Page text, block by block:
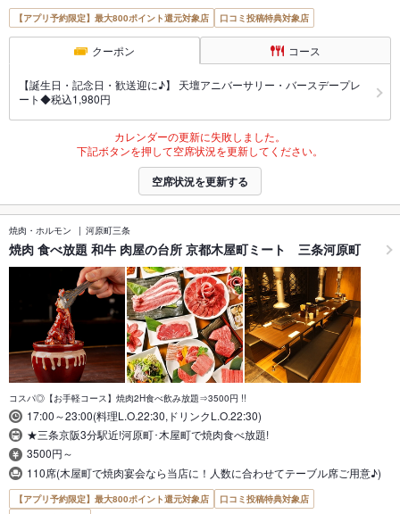
【アプリ予約限定】最大800ポイント還元対象店 口コミ投稿特典対象店
クーポン コース
【誕生日・記念日・歓送迎に♪】 天壇アニバーサリー・バースデープレ
ート◆税込1,980円
カレンダーの更新に失敗しました。
下記ボタンを押して空席状況を更新してください。
空席状況を更新する
焼肉・ホルモン 河原町三条
焼肉 食べ放題 和牛 肉屋の台所 京都木屋町ミート 三条河原町
コスパ◎【お手軽コース】焼肉2H食べ飲み放題⇒3500円 !!
17:00～23:00(料理L.O.22:30,ドリンクL.O.22:30)
★三条京阪3分駅近!河原町･木屋町で焼肉食べ放題!
3500円～
110席(木屋町で焼肉宴会なら当店に！人数に合わせてテーブル席ご用意♪)
【アプリ予約限定】最大800ポイント還元対象店
口コミ投稿特典対象店